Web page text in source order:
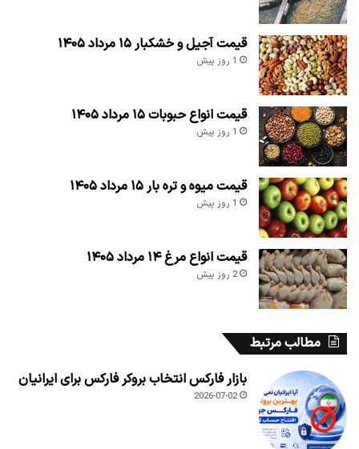
قیمت آجیل و خشکبار ۱۵ مرداد ۱۴۰۵
1 روز پیش
قیمت انواع حبوبات ۱۵ مرداد ۱۴۰۵
1 روز پیش
قیمت میوه و تره بار ۱۵ مرداد ۱۴۰۵
1 روز پیش
قیمت انواع مرغ ۱۴ مرداد ۱۴۰۵
2 روز پیش
مطالب مرتبط
بازار فارکس انتخاب بروکر فارکس برای ایرانیان
2026-07-02